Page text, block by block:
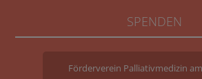
SPENDEN
Förderverein Palliativmedizin am